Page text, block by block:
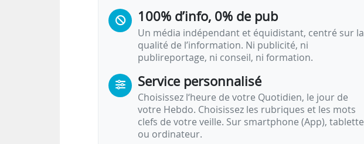
100% d’info, 0% de pub
Un média indépendant et équidistant, centré sur la
qualité de l’information. Ni publicité, ni
publireportage, ni conseil, ni formation.
Service personnalisé
Choisissez l‘heure de votre Quotidien, le jour de
votre Hebdo. Choisissez les rubriques et les mots
clefs de votre veille. Sur smartphone (App), tablette
ou ordinateur.